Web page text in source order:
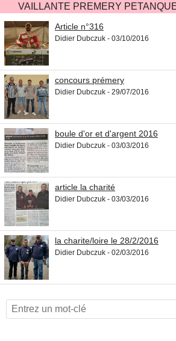
VAILLANTE PREMERY PETANQUE
Article n°316
Didier Dubczuk - 03/10/2016
concours prémery
Didier Dubczuk - 29/07/2016
boule d'or et d'argent 2016
Didier Dubczuk - 03/03/2016
article la charité
Didier Dubczuk - 03/03/2016
la charite/loire le 28/2/2016
Didier Dubczuk - 02/03/2016